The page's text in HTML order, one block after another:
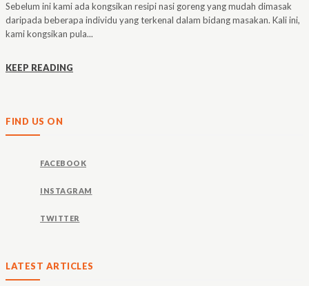
Sebelum ini kami ada kongsikan resipi nasi goreng yang mudah dimasak
daripada beberapa individu yang terkenal dalam bidang masakan. Kali ini,
kami kongsikan pula...
KEEP READING
FIND US ON
FACEBOOK
INSTAGRAM
TWITTER
LATEST ARTICLES